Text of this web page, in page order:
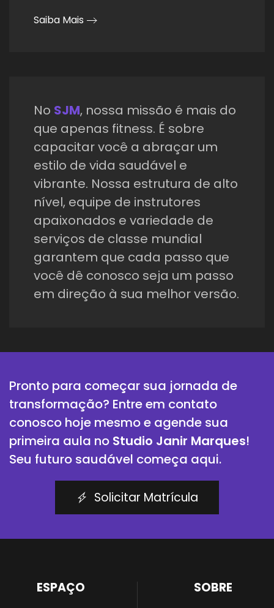
Saiba Mais
No SJM, nossa missão é mais do
que apenas fitness. É sobre
capacitar você a abraçar um
estilo de vida saudável e
vibrante. Nossa estrutura de alto
nível, equipe de instrutores
apaixonados e variedade de
serviços de classe mundial
garantem que cada passo que
você dê conosco seja um passo
em direção à sua melhor versão.
Pronto para começar sua jornada de
transformação? Entre em contato
conosco hoje mesmo e agende sua
primeira aula no Studio Janir Marques!
Seu futuro saudável começa aqui.
Solicitar Matrícula
ESPAÇO SOBRE